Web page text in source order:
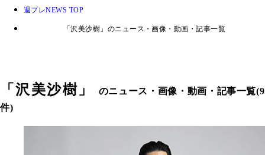
週プレNEWS TOP
「沢美沙樹」のニュース・画像・動画・記事一覧
「沢美沙樹 」
のニュース・画像・動画・記事一覧(9
件)